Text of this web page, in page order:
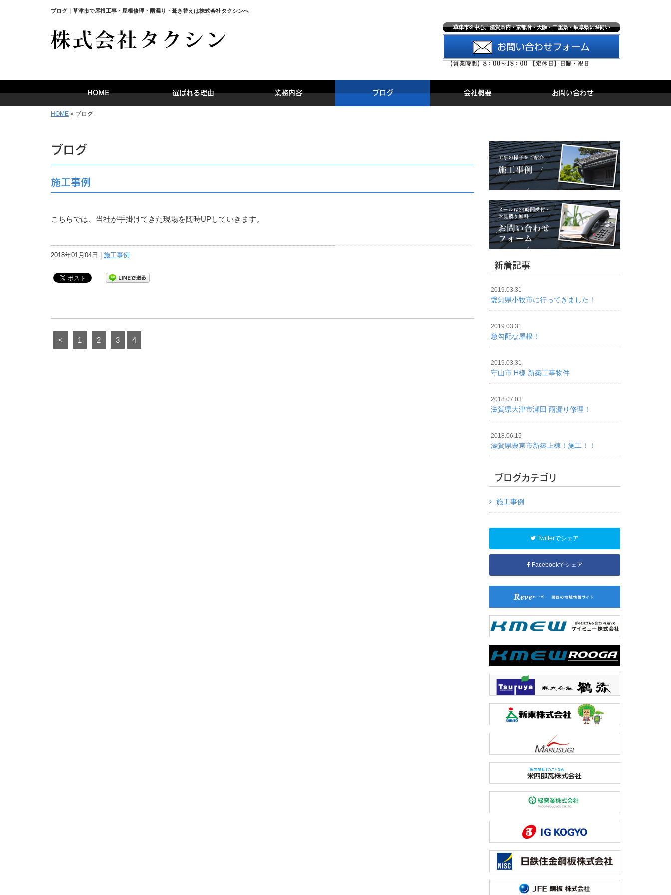
ブログ｜草津市で屋根工事・屋根修理・雨漏り・葺き替えは株式会社タクシンへ
HOME 選ばれる理由 業務内容 ブログ 会社概要 お問い合わせ
HOME » ブログ
ブログ
施工事例
こちらでは、当社が手掛けてきた現場を随時UPしていきます。
2018年01月04日 | 施工事例
< 1 2 3 4
新着記事
2019.03.31
愛知県小牧市に行ってきました！
2019.03.31
急勾配な屋根！
2019.03.31
守山市 H様 新築工事物件
2018.07.03
滋賀県大津市瀬田 雨漏り修理！
2018.06.15
滋賀県栗東市新築上棟！施工！！
ブログカテゴリ
施工事例
Twitterでシェア
Facebookでシェア